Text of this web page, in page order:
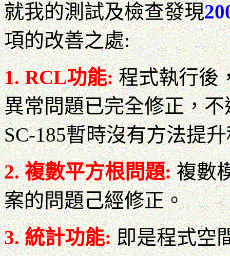
就我的測試及檢查發現
項的改善之處:
1. RCL功能:程式執行後
異常問題已完全修正，
SC-185暫時沒有方法提
2. 複數平方根問題:複數
案的問題己經修正。
3. 統計功能:即是程式空